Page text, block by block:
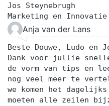
Jos Steynebrugh
Marketing en
Anja van der Lans
Beste Douwe, Ludo en
Dank voor jullie
de vorm van tips en
nog veel meer te
we komen het
moeten alle zeilen